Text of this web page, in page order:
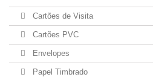
Cartões de Visita
Cartões PVC
Envelopes
Papel Timbrado